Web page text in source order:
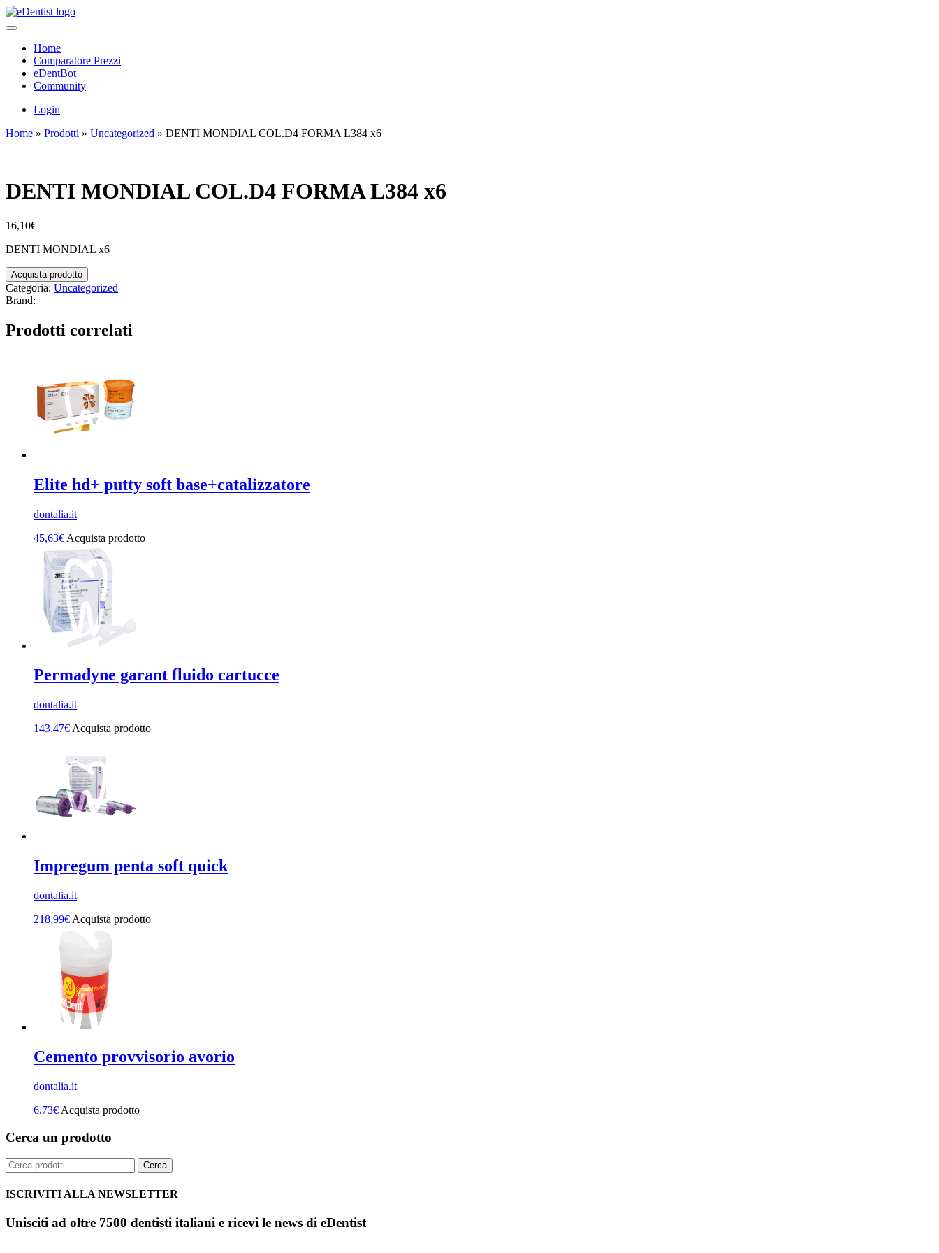
Home
Comparatore Prezzi
eDentBot
Community
Login
Home » Prodotti » Uncategorized » DENTI MONDIAL COL.D4 FORMA L384 x6
DENTI MONDIAL COL.D4 FORMA L384 x6
16,10€
DENTI MONDIAL x6
Acquista prodotto
Categoria: Uncategorized
Brand:
Prodotti correlati
Elite hd+ putty soft base+catalizzatore
dontalia.it
45,63€ Acquista prodotto
Permadyne garant fluido cartucce
dontalia.it
143,47€ Acquista prodotto
Impregum penta soft quick
dontalia.it
218,99€ Acquista prodotto
Cemento provvisorio avorio
dontalia.it
6,73€ Acquista prodotto
Cerca un prodotto
Cerca: Cerca
ISCRIVITI ALLA NEWSLETTER
Unisciti ad oltre 7500 dentisti italiani e ricevi le news di eDentist